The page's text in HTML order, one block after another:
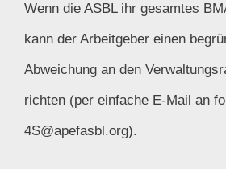
Wenn die ASBL ihr gesamtes
kann der Arbeitgeber einen
Abweichung an den
richten (per einfache E-Mail an
4S@apefasbl.org).